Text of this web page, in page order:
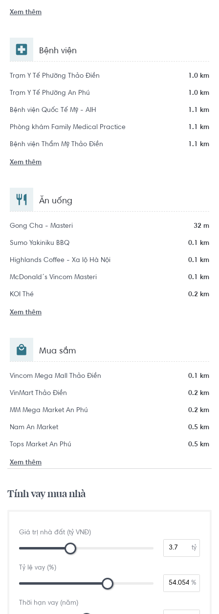
Xem thêm
Bệnh viện
Trạm Y Tế Phường Thảo Điền 1.0 km
Trạm Y Tế Phường An Phú 1.0 km
Bệnh viện Quốc Tế Mỹ - AIH 1.1 km
Phòng khám Family Medical Practice 1.1 km
Bệnh viện Thẩm Mỹ Thảo Điền 1.1 km
Xem thêm
Ăn uống
Gong Cha - Masteri 32 m
Sumo Yakiniku BBQ 0.1 km
Highlands Coffee - Xa lộ Hà Nội 0.1 km
McDonald´s Vincom Masteri 0.1 km
KOI Thé 0.2 km
Xem thêm
Mua sắm
Vincom Mega Mall Thảo Điền 0.1 km
VinMart Thảo Điền 0.2 km
MM Mega Market An Phú 0.2 km
Nam An Market 0.5 km
Tops Market An Phú 0.5 km
Xem thêm
Tính vay mua nhà
Giá trị nhà đất (tỷ VNĐ)
tỷ
Tỷ lệ vay (%)
%
Thời hạn vay (năm)